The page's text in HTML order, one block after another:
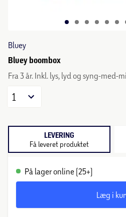
Bluey
Bluey boombox
Fra 3 år. Inkl. lys, lyd og syng-med-
1
LEVERING
Få leveret produktet
På lager online (25+)
Læg i